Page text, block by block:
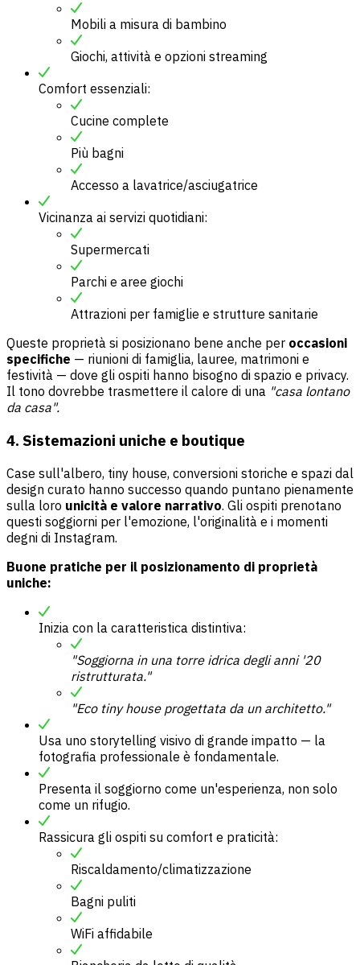
Mobili a misura di bambino
Giochi, attività e opzioni streaming
Comfort essenziali:
Cucine complete
Più bagni
Accesso a lavatrice/asciugatrice
Vicinanza ai servizi quotidiani:
Supermercati
Parchi e aree giochi
Attrazioni per famiglie e strutture sanitarie
Queste proprietà si posizionano bene anche per occasioni
specifiche — riunioni di famiglia, lauree, matrimoni e
festività — dove gli ospiti hanno bisogno di spazio e privacy.
Il tono dovrebbe trasmettere il calore di una "casa lontano
da casa".
4. Sistemazioni uniche e boutique
Case sull'albero, tiny house, conversioni storiche e spazi dal
design curato hanno successo quando puntano pienamente
sulla loro unicità e valore narrativo. Gli ospiti prenotano
questi soggiorni per l'emozione, l'originalità e i momenti
degni di Instagram.
Buone pratiche per il posizionamento di proprietà
uniche:
Inizia con la caratteristica distintiva:
"Soggiorna in una torre idrica degli anni '20
ristrutturata."
"Eco tiny house progettata da un architetto."
Usa uno storytelling visivo di grande impatto — la
fotografia professionale è fondamentale.
Presenta il soggiorno come un'esperienza, non solo
come un rifugio.
Rassicura gli ospiti su comfort e praticità:
Riscaldamento/climatizzazione
Bagni puliti
WiFi affidabile